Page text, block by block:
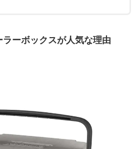
ラーボックスが人気な理由